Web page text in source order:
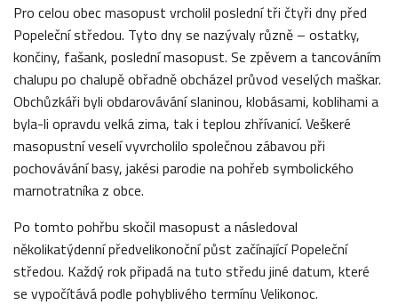
Pro celou obec masopust vrcholil poslední tři čtyři dny před
Popeleční středou. Tyto dny se nazývaly různě – ostatky,
končiny, fašank, poslední masopust. Se zpěvem a tancováním
chalupu po chalupě obřadně obcházel průvod veselých maškar.
Obchůzkáři byli obdarovávání slaninou, klobásami, koblihami a
byla-li opravdu velká zima, tak i teplou zhřívanicí. Veškeré
masopustní veselí vyvrcholilo společnou zábavou při
pochovávání basy, jakési parodie na pohřeb symbolického
marnotratníka z obce.
Po tomto pohřbu skočil masopust a následoval
několikatýdenní předvelikonoční půst začínající Popeleční
středou. Každý rok připadá na tuto středu jiné datum, které
se vypočítává podle pohyblivého termínu Velikonoc.